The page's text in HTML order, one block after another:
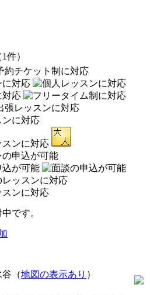
1件）
です。
（地図の表示あり ）